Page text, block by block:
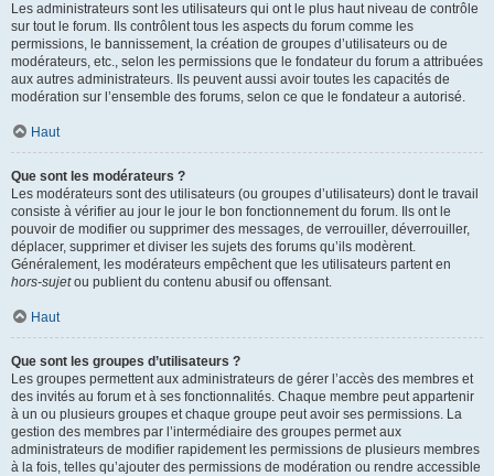
Les administrateurs sont les utilisateurs qui ont le plus haut niveau de contrôle
sur tout le forum. Ils contrôlent tous les aspects du forum comme les
permissions, le bannissement, la création de groupes d’utilisateurs ou de
modérateurs, etc., selon les permissions que le fondateur du forum a attribuées
aux autres administrateurs. Ils peuvent aussi avoir toutes les capacités de
modération sur l’ensemble des forums, selon ce que le fondateur a autorisé.
Haut
Que sont les modérateurs ?
Les modérateurs sont des utilisateurs (ou groupes d’utilisateurs) dont le travail
consiste à vérifier au jour le jour le bon fonctionnement du forum. Ils ont le
pouvoir de modifier ou supprimer des messages, de verrouiller, déverrouiller,
déplacer, supprimer et diviser les sujets des forums qu’ils modèrent.
Généralement, les modérateurs empêchent que les utilisateurs partent en
hors-sujetou publient du contenu abusif ou offensant.
Haut
Que sont les groupes d’utilisateurs ?
Les groupes permettent aux administrateurs de gérer l’accès des membres et
des invités au forum et à ses fonctionnalités. Chaque membre peut appartenir
à un ou plusieurs groupes et chaque groupe peut avoir ses permissions. La
gestion des membres par l’intermédiaire des groupes permet aux
administrateurs de modifier rapidement les permissions de plusieurs membres
à la fois, telles qu’ajouter des permissions de modération ou rendre accessible